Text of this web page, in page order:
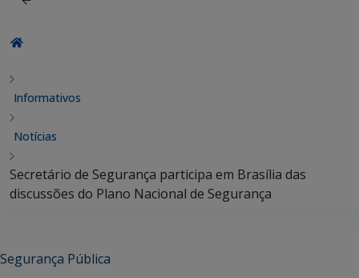
Informativos
Notícias
Secretário de Segurança participa em Brasília das
discussões do Plano Nacional de Segurança
Segurança Pública